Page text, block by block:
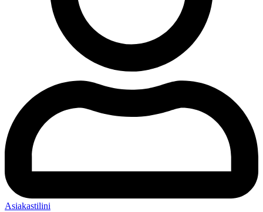
Asiakastilini